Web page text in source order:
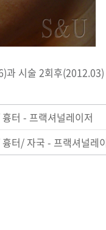
시술 2회후
터 - 프랙셔널레이저
터/ 자국 - 프랙셔널레